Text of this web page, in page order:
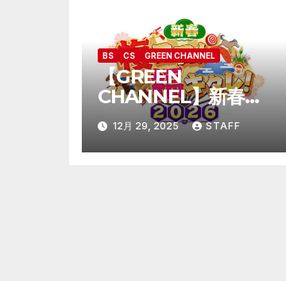
ン
BS CS GREEN CHANNEL
【GREEN
CHANNEL】新春複
コロ！福キタレ！
2026
12月 29, 2025 STAFF